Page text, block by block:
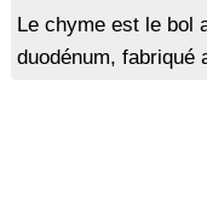
Le chyme est le bol
duodénum, fabriqué